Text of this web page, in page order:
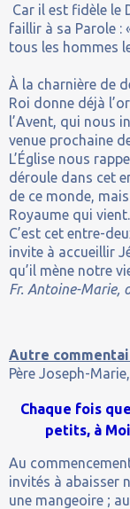
Car il est fidèle le
faillir à sa Parole :
tous les hommes
À la charnière de
Roi donne déjà
l’Avent, qui nous
venue prochaine
L’Église nous
déroule dans cet
de ce monde,
Royaume qui vient.
C’est cet entre-
invite à accueillir
qu’il mène notre
Fr. Antoine-Marie,
Autre
Père Joseph-
Chaque fois
petits, à
Au
invités à abaisser
une mangeoire ;